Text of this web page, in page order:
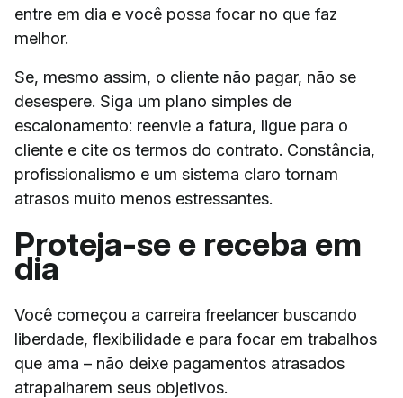
entre em dia e você possa focar no que faz
melhor.
Se, mesmo assim, o cliente não pagar, não se
desespere. Siga um plano simples de
escalonamento: reenvie a fatura, ligue para o
cliente e cite os termos do contrato. Constância,
profissionalismo e um sistema claro tornam
atrasos muito menos estressantes.
Proteja-se e receba em
dia
Você começou a carreira freelancer buscando
liberdade, flexibilidade e para focar em trabalhos
que ama – não deixe pagamentos atrasados
atrapalharem seus objetivos.